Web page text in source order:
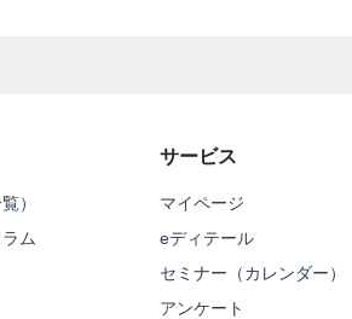
）
ム
サービス
マイページ
eディテール
セミナー（カレンダー）
アンケート